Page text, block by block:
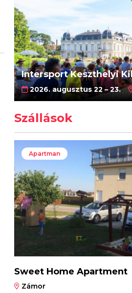
Intersport Keszthelyi
2026. augusztus 22 – 23.
Szállások
Apartman
Sweet Home Apartment
Zámor